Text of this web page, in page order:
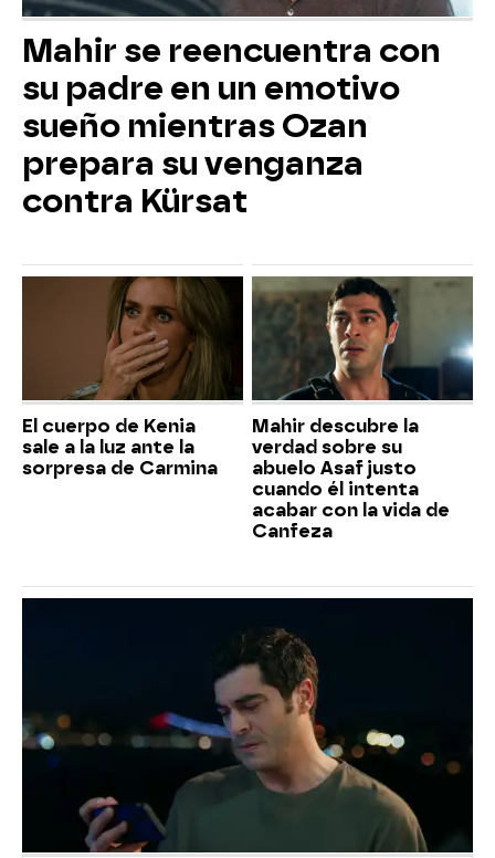
Mahir se reencuentra con
su padre en un emotivo
sueño mientras Ozan
prepara su venganza
contra Kürsat
El cuerpo de Kenia
sale a la luz ante la
sorpresa de Carmina
Mahir descubre la
verdad sobre su
abuelo Asaf justo
cuando él intenta
acabar con la vida de
Canfeza